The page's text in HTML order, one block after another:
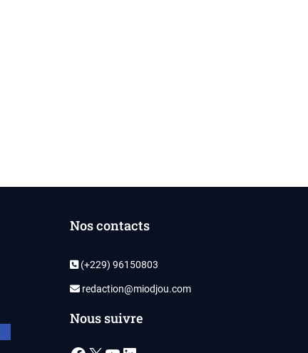
Nos contacts
(+229) 96150803
redaction@miodjou.com
Nous suivre